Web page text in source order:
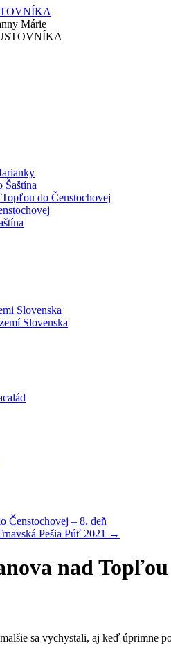
Márie
Šaštína
do Čenstochovej
Slovenska
Slovenska
Čenstochovej – 8. deň
Pešia Púť 2021 →
nad
sa vychystali, aj keď úprimne